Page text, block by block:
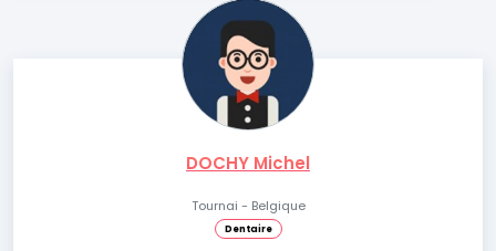
DOCHY Michel
Tournai - Belgique
Dentaire